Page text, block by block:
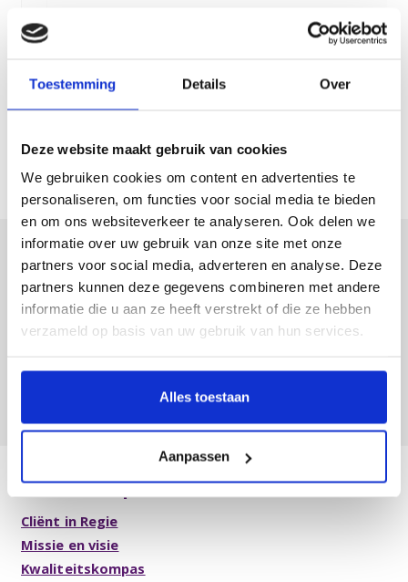
Toestemming Details Over
Deze website maakt gebruik van cookies
We gebruiken cookies om content en advertenties te
personaliseren, om functies voor social media te bieden
en om ons websiteverkeer te analyseren. Ook delen we
informatie over uw gebruik van onze site met onze
partners voor social media, adverteren en analyse. Deze
partners kunnen deze gegevens combineren met andere
informatie die u aan ze heeft verstrekt of die ze hebben
verzameld op basis van uw gebruik van hun services.
Alles toestaan
Aanpassen
Appartementen, Nieuwbouw en Renovaties
Meer weten over Archipel?
Contact Folders & Brochures
Over Archipel
Cliënt in Regie
Missie en visie
Kwaliteitskompas